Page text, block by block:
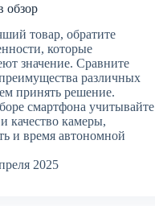
обзор
товар, обратите
которые
значение. Сравните
различных
принять решение.
смартфона учитывайте
качество камеры,
и время автономной
2025